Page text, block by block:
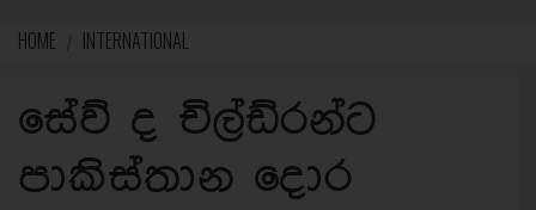
HOME INTERNATIONAL
සේව් ද චිල්ඩ්රන්ට
පාකිස්තාන දොර